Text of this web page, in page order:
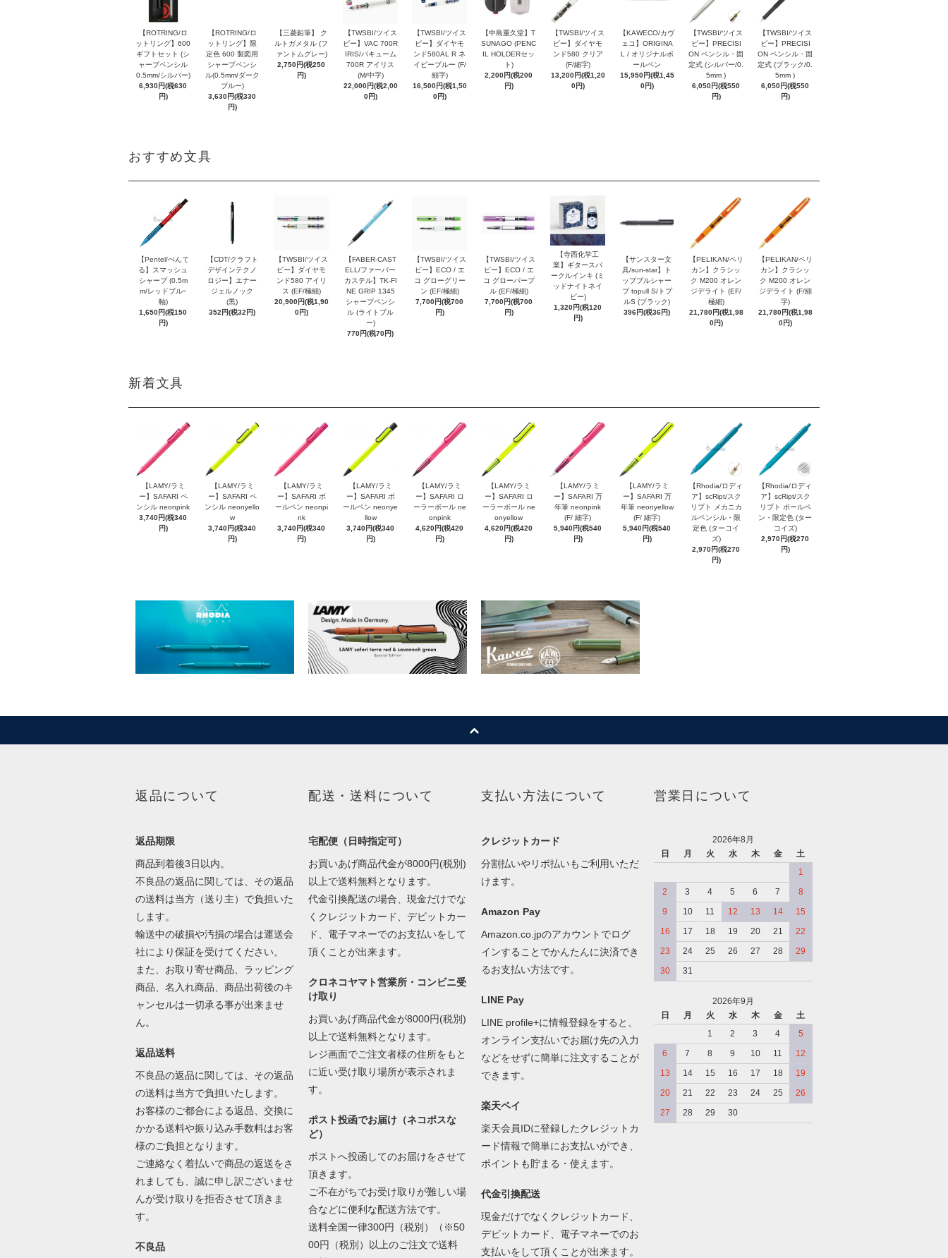
【ROTRING/ロ
ットリング】600
ギフトセット (シ
ャープペンシル
0.5mm/シルバー)
6,930円(税630
円)
【ROTRING/ロ
ットリング】限
定色 600 製図用
シャープペンシ
ル(0.5mm/ダーク
ブルー)
3,630円(税330
円)
【三菱鉛筆】 ク
ルトガメタル (フ
ァントムグレー)
2,750円(税250
円)
【TWSBI/ツイス
ビー】VAC 700R
IRIS/バキューム
700R アイリス
(M/中字)
22,000円(税2,00
0円)
【TWSBI/ツイス
ビー】ダイヤモ
ンド580AL R ネ
イビーブルー (F/
細字)
16,500円(税1,50
0円)
【中島重久堂】T
SUNAGO (PENC
IL HOLDERセッ
ト)
2,200円(税200
円)
【TWSBI/ツイス
ビー】ダイヤモ
ンド580 クリア
(F/細字)
13,200円(税1,20
0円)
【KAWECO/カヴ
ェコ】ORIGINA
L / オリジナルボ
ールペン
15,950円(税1,45
0円)
【TWSBI/ツイス
ビー】PRECISI
ON ペンシル・固
定式 (シルバー/0.
5mm )
6,050円(税550
円)
【TWSBI/ツイス
ビー】PRECISI
ON ペンシル・固
定式 (ブラック/0.
5mm )
6,050円(税550
円)
おすすめ文具
【Pentel/ぺんて
る】スマッシュ
シャープ (0.5m
m/レッドブルｰ
軸)
1,650円(税150
円)
【CDT/クラフト
デザインテクノ
ロジー】エナー
ジェルノック
(黒)
352円(税32円)
【TWSBI/ツイス
ビー】ダイヤモ
ンド580 アイリ
ス (EF/極細)
20,900円(税1,90
0円)
【FABER-CAST
ELL/ファーバー
カステル】TK-FI
NE GRIP 1345
シャープペンシ
ル (ライトブル
ー)
770円(税70円)
【TWSBI/ツイス
ビー】ECO / エ
コ グローグリー
ン (EF/極細)
7,700円(税700
円)
【TWSBI/ツイス
ビー】ECO / エ
コ グローパープ
ル (EF/極細)
7,700円(税700
円)
【寺西化学工
業】ギタースパ
ークルインキ (ミ
ッドナイトネイ
ビー)
1,320円(税120
円)
【サンスター文
具/sun-star】ト
ッププルシャー
プ topull S/トプ
ルS (ブラック)
396円(税36円)
【PELIKAN/ペリ
カン】クラシッ
ク M200 オレン
ジデライト (EF/
極細)
21,780円(税1,98
0円)
【PELIKAN/ペリ
カン】クラシッ
ク M200 オレン
ジデライト (F/細
字)
21,780円(税1,98
0円)
新着文具
【LAMY/ラミ
ー】SAFARI ペ
ンシル neonpink
3,740円(税340
円)
【LAMY/ラミ
ー】SAFARI ペ
ンシル neonyello
w
3,740円(税340
円)
【LAMY/ラミ
ー】SAFARI ボ
ールペン neonpi
nk
3,740円(税340
円)
【LAMY/ラミ
ー】SAFARI ボ
ールペン neonye
llow
3,740円(税340
円)
【LAMY/ラミ
ー】SAFARI ロ
ーラーボール ne
onpink
4,620円(税420
円)
【LAMY/ラミ
ー】SAFARI ロ
ーラーボール ne
onyellow
4,620円(税420
円)
【LAMY/ラミ
ー】SAFARI 万
年筆 neonpink
(F/ 細字)
5,940円(税540
円)
【LAMY/ラミ
ー】SAFARI 万
年筆 neonyellow
(F/ 細字)
5,940円(税540
円)
【Rhodia/ロディ
ア】scRipt/スク
リプト メカニカ
ルペンシル・限
定色 (ターコイ
ズ)
2,970円(税270
円)
【Rhodia/ロディ
ア】scRipt/スク
リプト ボールペ
ン・限定色 (ター
コイズ)
2,970円(税270
円)
返品について
返品期限
商品到着後3日以内。
不良品の返品に関しては、その返品
の送料は当方（送り主）で負担いた
します。
輸送中の破損や汚損の場合は運送会
社により保証を受けてください。
また、お取り寄せ商品、ラッピング
商品、名入れ商品、商品出荷後のキ
ャンセルは一切承る事が出来ませ
ん。
返品送料
不良品の返品に関しては、その返品
の送料は当方で負担いたします。
お客様のご都合による返品、交換に
かかる送料や振り込み手数料はお客
様のご負担となります。
ご連絡なく着払いで商品の返送をさ
れましても、誠に申し訳ございませ
んが受け取りを拒否させて頂きま
す。
不良品
配送・送料について
宅配便（日時指定可）
お買いあげ商品代金が8000円(税別)
以上で送料無料となります。
代金引換配送の場合、現金だけでな
くクレジットカード、デビットカー
ド、電子マネーでのお支払いをして
頂くことが出来ます。
クロネコヤマト営業所・コンビニ受
け取り
お買いあげ商品代金が8000円(税別)
以上で送料無料となります。
レジ画面でご注文者様の住所をもと
に近い受け取り場所が表示されま
す。
ポスト投函でお届け（ネコポスな
ど）
ポストへ投函してのお届けをさせて
頂きます。
ご不在がちでお受け取りが難しい場
合などに便利な配送方法です。
送料全国一律300円（税別）（※50
00円（税別）以上のご注文で送料
支払い方法について
クレジットカード
分割払いやリボ払いもご利用いただ
けます。
Amazon Pay
Amazon.co.jpのアカウントでログ
インすることでかんたんに決済でき
るお支払い方法です。
LINE Pay
LINE profile+に情報登録をすると、
オンライン支払いでお届け先の入力
などをせずに簡単に注文することが
できます。
楽天ペイ
楽天会員IDに登録したクレジットカ
ード情報で簡単にお支払いができ、
ポイントも貯まる・使えます。
代金引換配送
現金だけでなくクレジットカード、
デビットカード、電子マネーでのお
支払いをして頂くことが出来ます。
営業日について
2026年8月
日
月 火 水 木 金
土
1
2
3 4 5 6 7
8
9
10 11 12 13 14
15
16
17 18 19 20 21
22
23
24 25 26 27 28
29
30
31
2026年9月
日
月 火 水 木 金
土
1
2 3 4
5
6
7 8 9 10 11
12
13
14 15 16 17 18
19
20
21 22 23 24 25
26
27
28 29 30